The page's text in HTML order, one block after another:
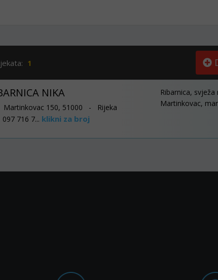
1
NIKA
Martinkovac 150, 51000 - Rijeka
097 716 7... klikni za broj
Ribarnica,
Martinkovac,